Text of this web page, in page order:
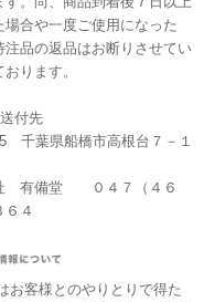
場合や一度ご使用になった
注品の返品はお断りさせてい
ります。
付先
千葉県船橋市高根台７－１
有備堂 ０４７（４６
６４
お客様とのやりとりで得た